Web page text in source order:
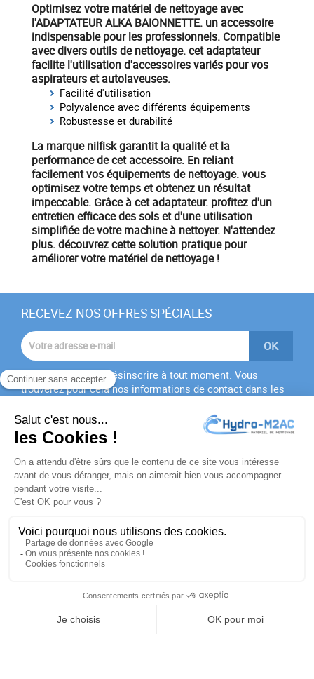
Optimisez votre matériel de nettoyageavec
l'ADAPTATEUR ALKA BAIONNETTE. un accessoire
indispensable pour les professionnels. Compatible
avec diversoutils de nettoyage. cet adaptateur
facilite l'utilisation d'accessoires variés pour vos
aspirateursetautolaveuses.
Facilité d'utilisation
Polyvalence avec différents équipements
Robustesse et durabilité
La marquenilfiskgarantit la qualité et la
performance de cet accessoire. En reliant
facilement vos équipements de nettoyage. vous
optimisez votre temps et obtenez un résultat
impeccable. Grâce à cet adaptateur. profitez d'un
entretien efficace des solset d'une utilisation
simplifiée de votremachine à nettoyer. N'attendez
plus. découvrez cette solution pratique pour
améliorer votre matériel de nettoyage !
RECEVEZ NOS OFFRES SPÉCIALES
Vous pouvez vous désinscrire à tout moment. Vous
trouverez pour cela nos informations de contact dans les
J'accepte lesconditions générales
politique de
confidentialité
PRODUITS
NOTRE SOCIÉTÉ
VOTRE COMPTE